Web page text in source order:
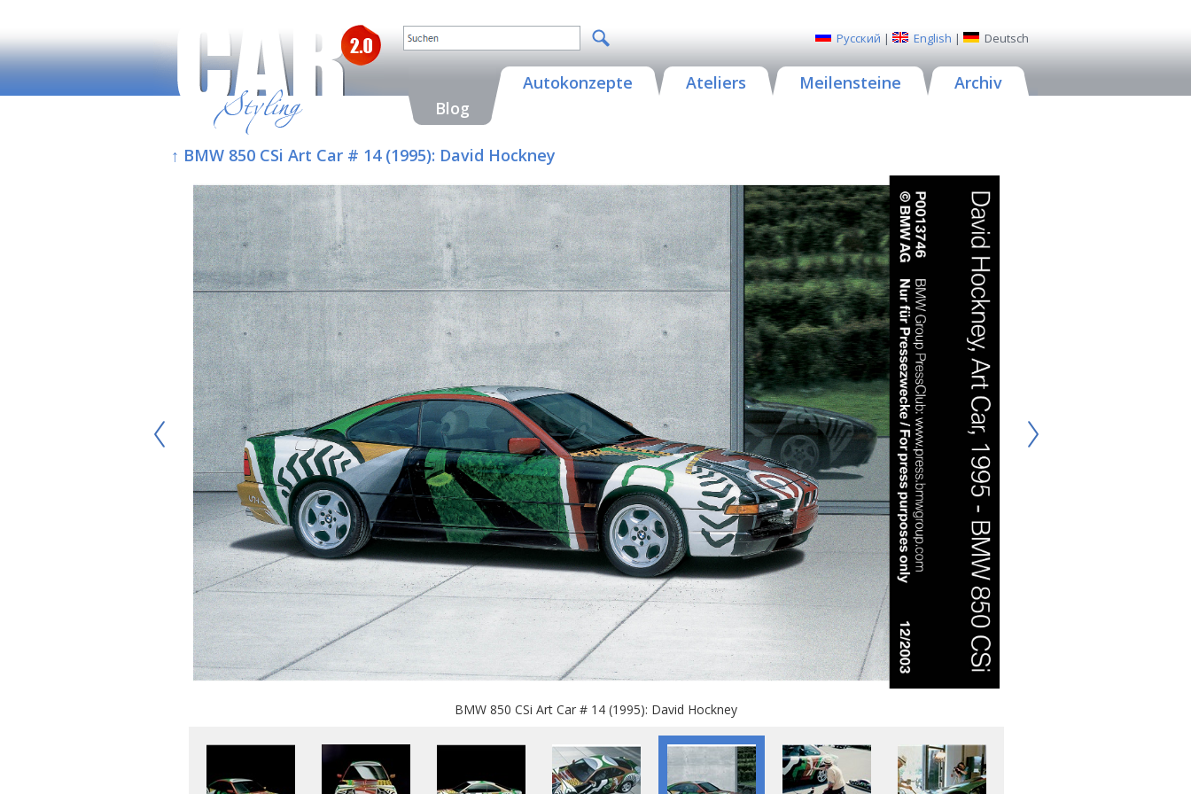
Русский | English | Deutsch
Blog
Autokonzepte Ateliers Meilensteine Archiv
↑ BMW 850 CSi Art Car # 14 (1995): David Hockney
BMW 850 CSi Art Car # 14 (1995): David Hockney